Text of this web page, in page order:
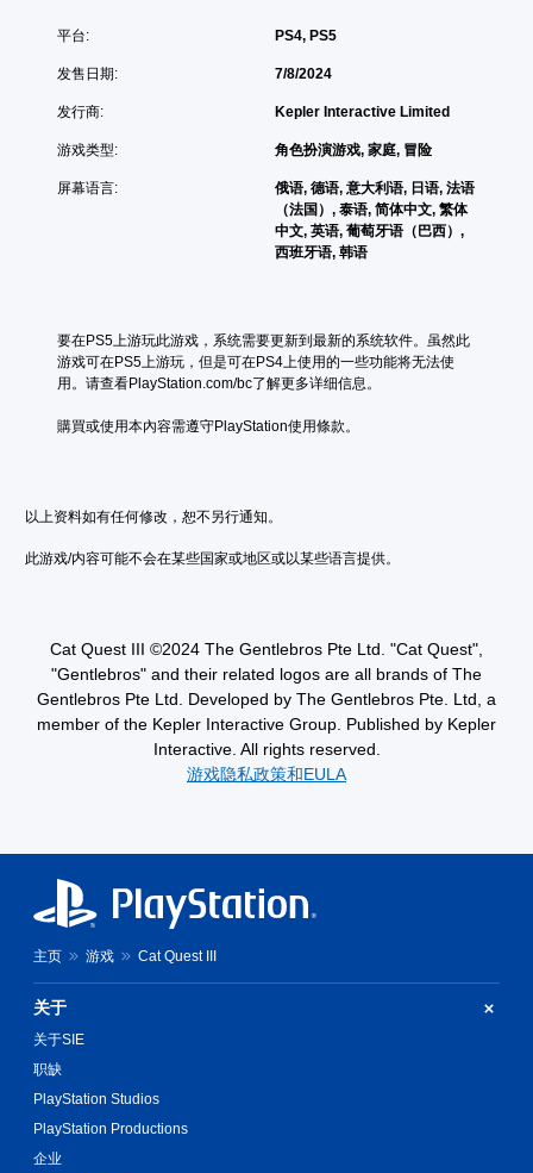
平台: PS4, PS5
发售日期: 7/8/2024
发行商: Kepler Interactive Limited
游戏类型: 角色扮演游戏, 家庭, 冒险
屏幕语言:
俄语, 德语, 意大利语, 日语, 法语
（法国）, 泰语, 简体中文, 繁体
中文, 英语, 葡萄牙语（巴西）,
西班牙语, 韩语
要在PS5上游玩此游戏，系统需要更新到最新的系统软件。虽然此
游戏可在PS5上游玩，但是可在PS4上使用的一些功能将无法使
用。请查看PlayStation.com/bc了解更多详细信息。
購買或使用本內容需遵守PlayStation使用條款。
以上资料如有任何修改，恕不另行通知。
此游戏/内容可能不会在某些国家或地区或以某些语言提供。
Cat Quest III ©2024 The Gentlebros Pte Ltd. "Cat Quest",
"Gentlebros" and their related logos are all brands of The
Gentlebros Pte Ltd. Developed by The Gentlebros Pte. Ltd, a
member of the Kepler Interactive Group. Published by Kepler
Interactive. All rights reserved.
游戏隐私政策和EULA
主页 游戏 Cat Quest III
关于
关于SIE
职缺
PlayStation Studios
PlayStation Productions
企业